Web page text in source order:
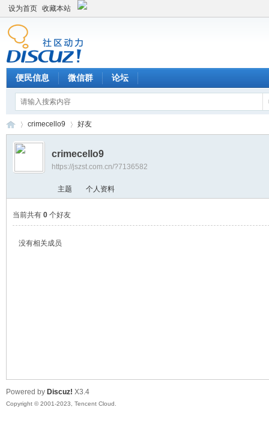
设为首页 收藏本站
便民信息 微信群 论坛
›
crimecello9 好友
crimecello9
https://jszst.com.cn/?7136582
主题 个人资料
当前共有 0个好友
没有相关成员
Powered by Discuz! X3.4
Copyright © 2001-2023, Tencent Cloud.